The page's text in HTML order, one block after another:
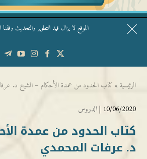
الموقع لا يزال قيد التطوير والتحديث وفقنا
قال الشيخ ربيع وفقه الله: نحن ليس عندنا
الرئيسية » كتاب الحدود من عمدة الأحكام – الشيخ د.
10/06/2020 | الدروس
كتاب الحدود من عمدة
د. عرفات المحمدي